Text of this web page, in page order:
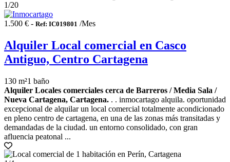
1/20
1.500 € - Ref: IC019801 /Mes
Alquiler Local comercial en Casco
Antiguo, Centro Cartagena
130 m²1 baño
Alquiler Locales comerciales cerca de Barreros / Media Sala /
Nueva Cartagena, Cartagena. . . inmocartago alquila. oportunidad
excepcional de alquilar un local comercial totalmente acondicionado
en pleno centro de cartagena, en una de las zonas más transitadas y
demandadas de la ciudad. un entorno consolidado, con gran
afluencia peatonal ...